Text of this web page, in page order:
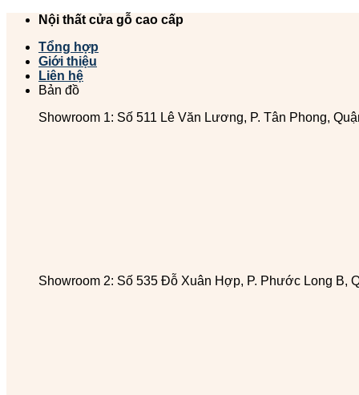
Chuyển
dung
Nội thất cửa gỗ cao cấp
Tổng hợp
Giới thiệu
Liên hệ
Bản đồ
Showroom 1: Số 511 Lê Văn Lương, P. Tân Phong,
Showroom 2: Số 535 Đỗ Xuân Hợp, P. Phước Long B,